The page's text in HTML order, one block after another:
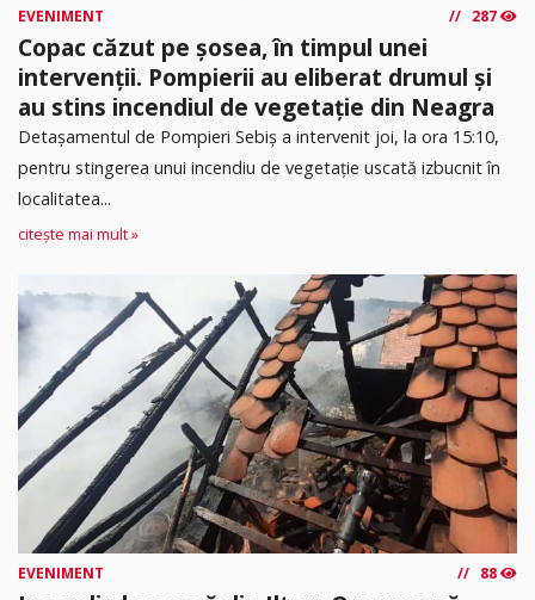
EVENIMENT 287
Copac căzut pe șosea, în timpul unei
intervenții. Pompierii au eliberat drumul și
au stins incendiul de vegetație din Neagra
Detașamentul de Pompieri Sebiș a intervenit joi, la ora 15:10,
pentru stingerea unui incendiu de vegetație uscată izbucnit în
localitatea...
citește mai mult »
EVENIMENT 88